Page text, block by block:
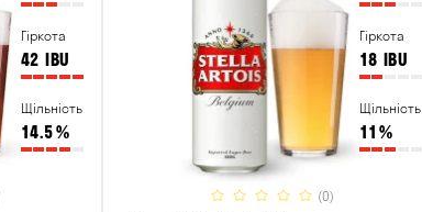
Гіркота
42 IBU
Щільність
14.5%
Гіркота
18 IBU
Щільність
11 %
(0)